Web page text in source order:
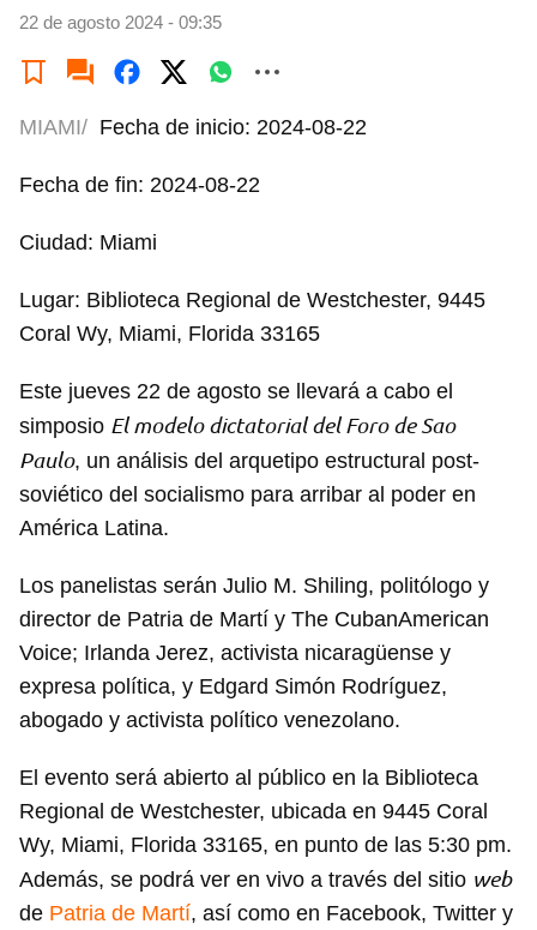
22 de agosto 2024 - 09:35
MIAMI/ Fecha de inicio: 2024-08-22
Fecha de fin: 2024-08-22
Ciudad: Miami
Lugar: Biblioteca Regional de Westchester, 9445
Coral Wy, Miami, Florida 33165
Este jueves 22 de agosto se llevará a cabo el
simposio El modelo dictatorial del Foro de Sao
Paulo, un análisis del arquetipo estructural post-
soviético del socialismo para arribar al poder en
América Latina.
Los panelistas serán Julio M. Shiling, politólogo y
director de Patria de Martí y The CubanAmerican
Voice; Irlanda Jerez, activista nicaragüense y
expresa política, y Edgard Simón Rodríguez,
abogado y activista político venezolano.
El evento será abierto al público en la Biblioteca
Regional de Westchester, ubicada en 9445 Coral
Wy, Miami, Florida 33165, en punto de las 5:30 pm.
Además, se podrá ver en vivo a través del sitio web
de Patria de Martí, así como en Facebook, Twitter y